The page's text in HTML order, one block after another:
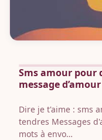
Sms amour pour
message d’amour
Dire je t'aime : sms
tendres Messages
mots à envo…